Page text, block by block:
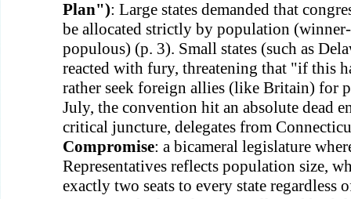
Plan"): Large states demanded that
be allocated strictly by population
populous) (p. 3). Small states (such as
reacted with fury, threatening that "if this
rather seek foreign allies (like Britain) for
July, the convention hit an absolute dead
critical juncture, delegates from
Compromise: a bicameral legislature
Representatives reflects population size,
exactly two seats to every state regardless